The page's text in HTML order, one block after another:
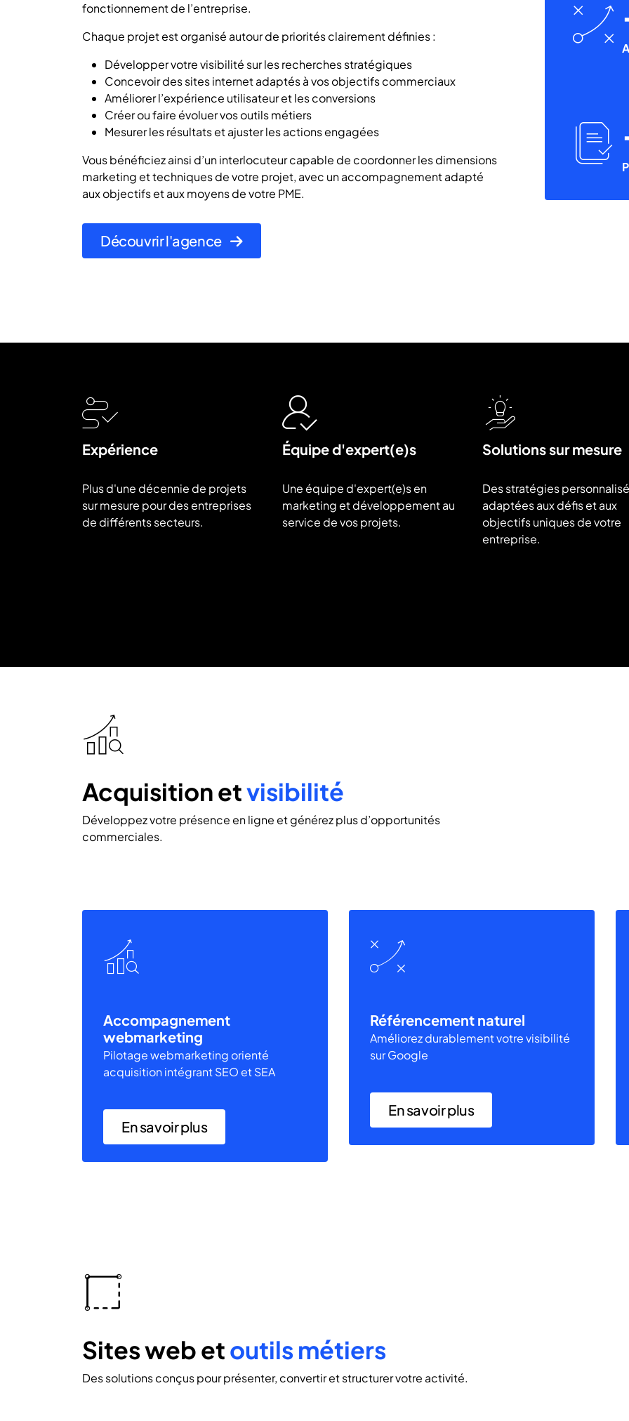
fonctionnement de l’entreprise.
Chaque projet est organisé autour de priorités clairement définies :
Développer votre visibilité sur les recherches stratégiques
Concevoir des sites internet adaptés à vos objectifs commerciaux
Améliorer l’expérience utilisateur et les conversions
Créer ou faire évoluer vos outils métiers
Mesurer les résultats et ajuster les actions engagées
Vous bénéficiez ainsi d’un interlocuteur capable de coordonner les dimensions
marketing et techniques de votre projet, avec un accompagnement adapté
aux objectifs et aux moyens de votre PME.
Découvrir l'agence
Expérience
Plus d'une décennie de projets
sur mesure pour des entreprises
de différents secteurs.
Équipe d'expert(e)s
Une équipe d'expert(e)s en
marketing et développement au
service de vos projets.
Solutions sur mesure
Des stratégies
adaptées aux défis et aux
objectifs uniques de votre
entreprise.
Acquisition etvisibilité
Développez votre présence en ligne et générez plus d’opportunités
commerciales.
Accompagnement
webmarketing
Pilotage webmarketing orienté
acquisition intégrant SEO et SEA
En savoir plus
Référencement naturel
Améliorez durablement votre visibilité
sur Google
En savoir plus
Sites web etoutils métiers
Des solutions conçus pour présenter, convertir et structurer votre activité.